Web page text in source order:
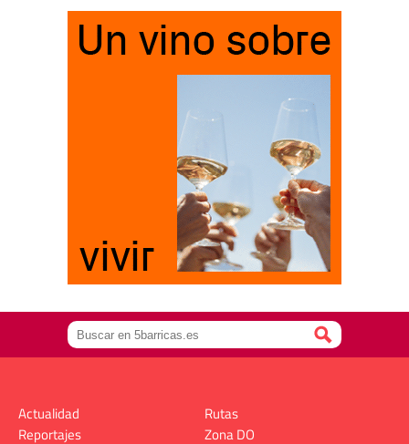
Actualidad
Reportajes
Rutas
Zona DO